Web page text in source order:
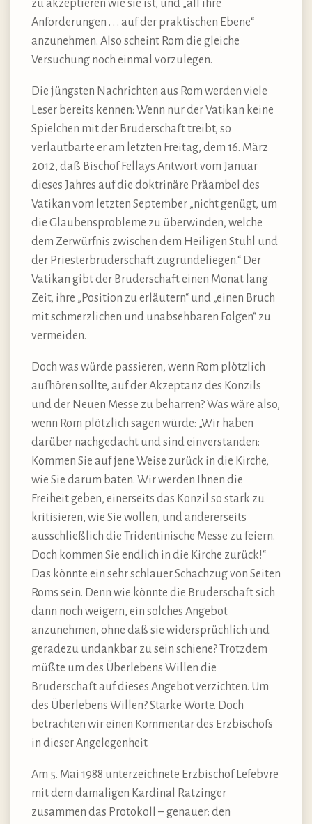
zu akzeptieren wie sie ist, und „all ihre
Anforderungen . . . auf der praktischen Ebene“
anzunehmen. Also scheint Rom die gleiche
Versuchung noch einmal vorzulegen.
Die jüngsten Nachrichten aus Rom werden viele
Leser bereits kennen: Wenn nur der Vatikan keine
Spielchen mit der Bruderschaft treibt, so
verlautbarte er am letzten Freitag, dem 16. März
2012, daß Bischof Fellays Antwort vom Januar
dieses Jahres auf die doktrinäre Präambel des
Vatikan vom letzten September „nicht genügt, um
die Glaubensprobleme zu überwinden, welche
dem Zerwürfnis zwischen dem Heiligen Stuhl und
der Priesterbruderschaft zugrundeliegen.“ Der
Vatikan gibt der Bruderschaft einen Monat lang
Zeit, ihre „Position zu erläutern“ und „einen Bruch
mit schmerzlichen und unabsehbaren Folgen“ zu
vermeiden.
Doch was würde passieren, wenn Rom plötzlich
aufhören sollte, auf der Akzeptanz des Konzils
und der Neuen Messe zu beharren? Was wäre also,
wenn Rom plötzlich sagen würde: „Wir haben
darüber nachgedacht und sind einverstanden:
Kommen Sie auf jene Weise zurück in die Kirche,
wie Sie darum baten. Wir werden Ihnen die
Freiheit geben, einerseits das Konzil so stark zu
kritisieren, wie Sie wollen, und andererseits
ausschließlich die Tridentinische Messe zu feiern.
Doch kommen Sie endlich in die Kirche zurück!“
Das könnte ein sehr schlauer Schachzug von Seiten
Roms sein. Denn wie könnte die Bruderschaft sich
dann noch weigern, ein solches Angebot
anzunehmen, ohne daß sie widersprüchlich und
geradezu undankbar zu sein schiene? Trotzdem
müßte um des Überlebens Willen die
Bruderschaft auf dieses Angebot verzichten. Um
des Überlebens Willen? Starke Worte. Doch
betrachten wir einen Kommentar des Erzbischofs
in dieser Angelegenheit.
Am 5. Mai 1988 unterzeichnete Erzbischof Lefebvre
mit dem damaligen Kardinal Ratzinger
zusammen das Protokoll – genauer: den